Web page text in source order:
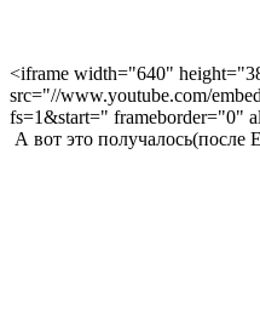
<iframe width="640"
src="//www.youtube.com/
fs=1&start=" frameborder="0"
А вот это получалось(после